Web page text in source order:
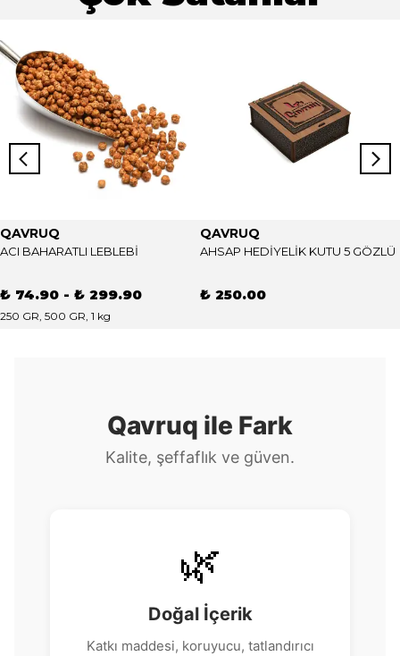
QAVRUQ
ACI BAHARATLI LEBLEBİ
₺ 74.90 - ₺ 299.90
250 GR, 500 GR, 1 kg
QAVRUQ
AHSAP HEDİYELİK KUTU 5 GÖZLÜ
₺ 250.00
Qavruq ile Fark
Kalite, şeffaflık ve güven.
🌿
Doğal İçerik
Katkı maddesi, koruyucu, tatlandırıcı